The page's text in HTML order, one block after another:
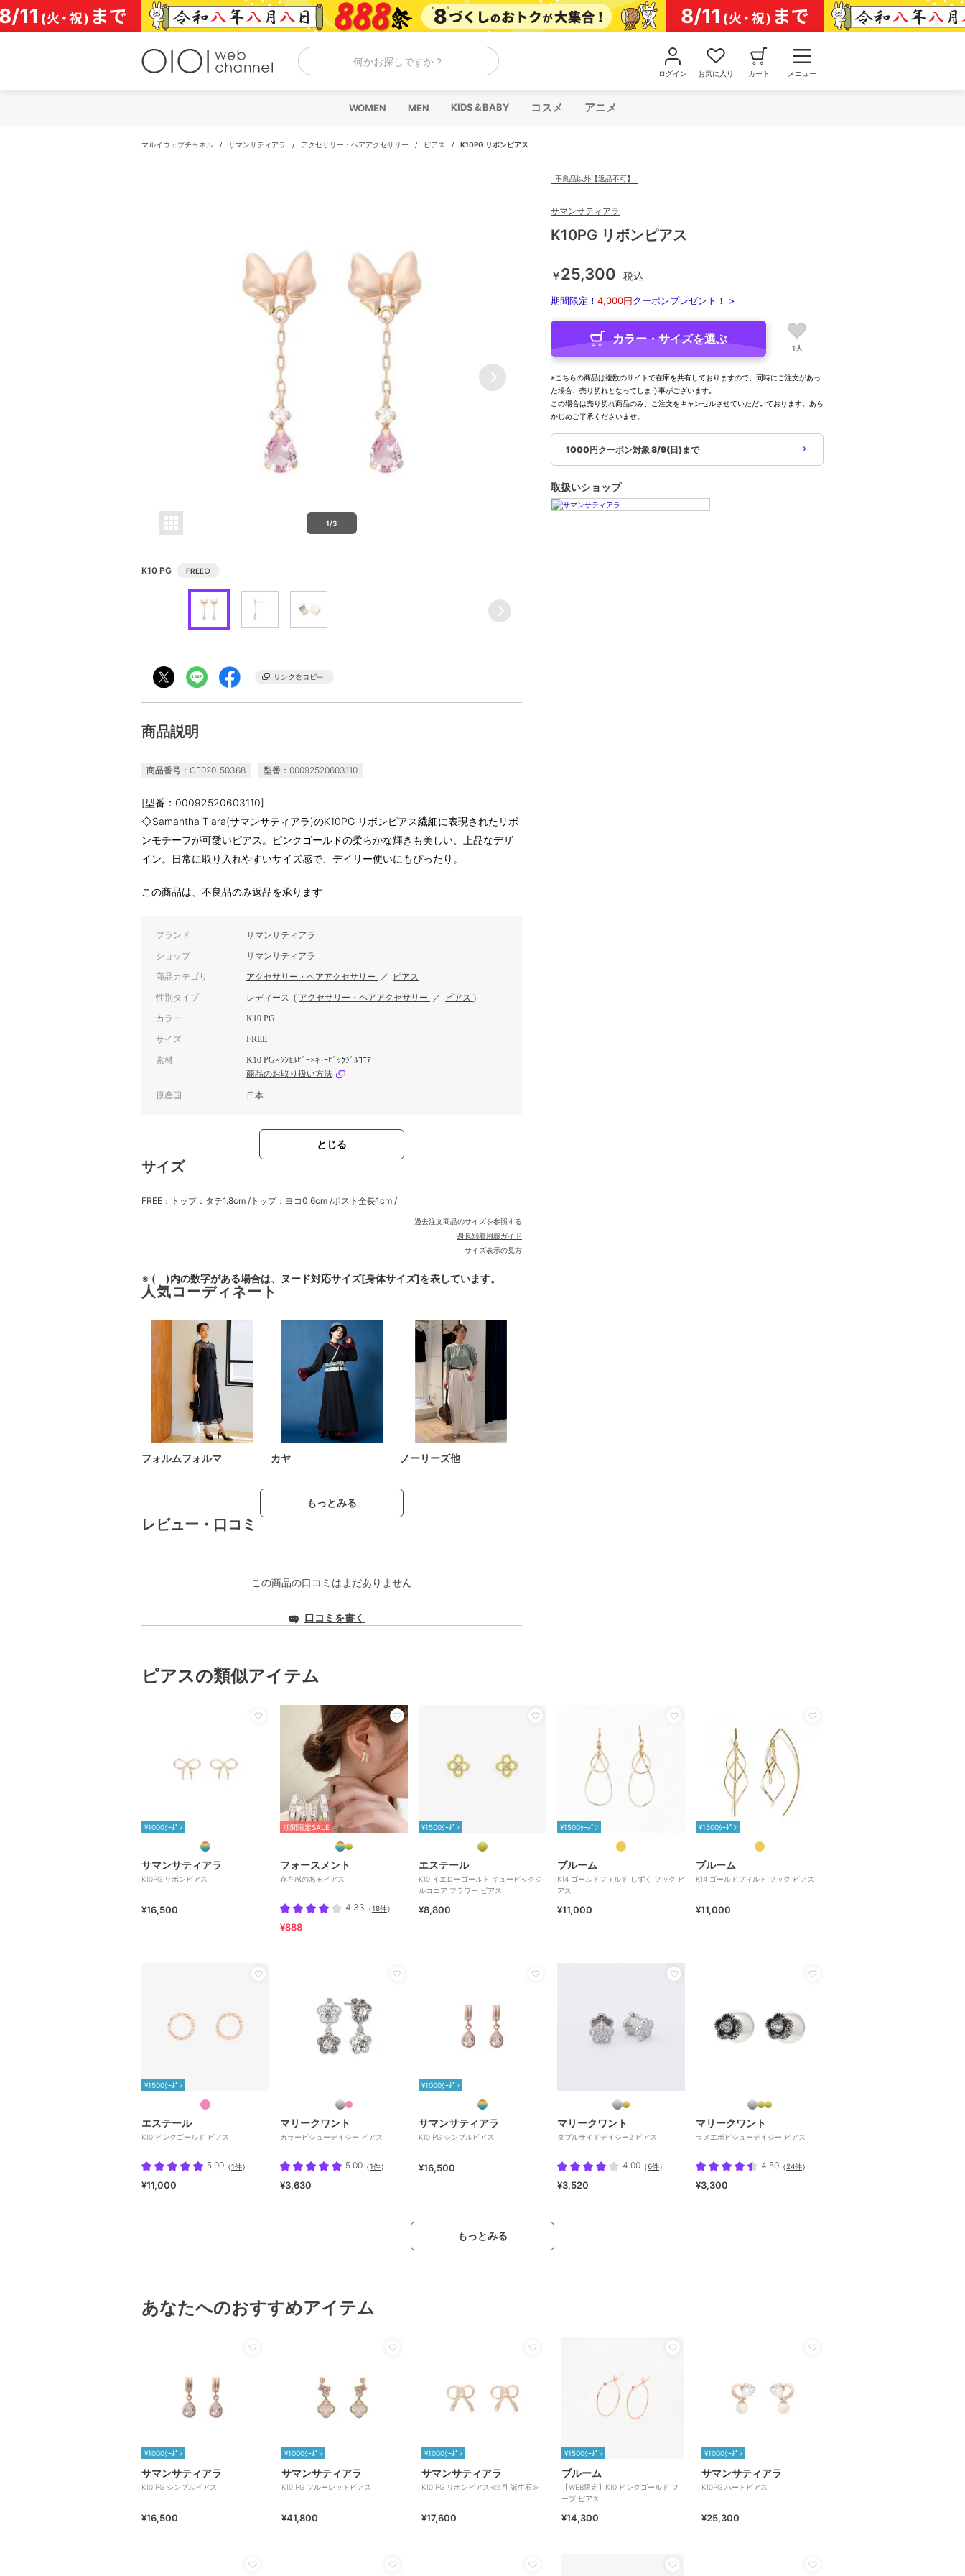
コ
ン
テ
何かお探しですか？
ログイン お気に入り カート メニュー
WOMEN MEN KIDS＆BABY コスメ アニメ
マルイウェブチャネル / サマンサティアラ / アクセサリー・ヘアアクセサリー / ピアス / K10PG リボンピアス
1/3
K10 PG FREE○
商品説明
商品番号：CF020-50368 型番：00092520603110
[型番：00092520603110]
◇Samantha Tiara(サマンサティアラ)のK10PG リボンピアス繊細に表現されたリボ
ンモチーフが可愛いピアス。ピンクゴールドの柔らかな輝きも美しい、上品なデザ
イン。日常に取り入れやすいサイズ感で、デイリー使いにもぴったり。
この商品は、不良品のみ返品を承ります
ブランド サマンサティアラ
ショップ サマンサティアラ
商品カテゴリ アクセサリー・ヘアアクセサリー ／ ピアス
性別タイプ レディース ( アクセサリー・ヘアアクセサリー ／ ピアス )
カラー K10 PG
サイズ FREE
素材
K10 PG×ｼﾝｾﾙﾋﾞｰ×ｷｭｰﾋﾞｯｸｼﾞﾙｺﾆｱ
商品のお取り扱い方法
原産国 日本
とじる
サイズ
FREE：トップ：タテ1.8cm /トップ：ヨコ0.6cm /ポスト全長1cm /
過去注文商品のサイズを参照する
身長別着用感ガイド
サイズ表示の見方
※ ( )内の数字がある場合は、ヌード対応サイズ[身体サイズ]を表しています。
人気コーディネート
フォルムフォルマ カヤ ノーリーズ他
もっとみる
レビュー・口コミ
この商品の口コミはまだありません
口コミを書く
不良品以外【返品不可】
サマンサティアラ
K10PG リボンピアス
￥25,300 税込
期間限定！ 4,000円クーポンプレゼント！ >
カラー・サイズを選ぶ
1人
※こちらの商品は複数のサイトで在庫を共有しておりますので、同時にご注文があっ
た場合、売り切れとなってしまう事がございます。
この場合は売り切れ商品のみ、ご注文をキャンセルさせていただいております。あら
かじめご了承くださいませ。
1000円クーポン対象 8/9(日)まで
取扱いショップ
ピアスの類似アイテム
¥1000ｸｰﾎﾟﾝ
サマンサティアラ
K10PG リボンピアス
¥16,500
期間限定SALE
フォースメント
存在感のあるピアス
4.33 （18件）
¥888
¥1500ｸｰﾎﾟﾝ
エステール
K10 イエローゴールド キュービックジ
ルコニア フラワー ピアス
¥8,800
¥1500ｸｰﾎﾟﾝ
ブルーム
K14 ゴールドフィルド しずく フック ピ
アス
¥11,000
¥1500ｸｰﾎﾟﾝ
ブルーム
K14 ゴールドフィルド フック ピアス
¥11,000
¥1500ｸｰﾎﾟﾝ
エステール
K10 ピンクゴールド ピアス
5.00 （1件）
¥11,000
マリークワント
カラービジューデイジー ピアス
5.00 （1件）
¥3,630
¥1000ｸｰﾎﾟﾝ
サマンサティアラ
K10 PG シンプルピアス
¥16,500
マリークワント
ダブルサイドデイジー2 ピアス
4.00 （6件）
¥3,520
マリークワント
ラメエポビジューデイジー ピアス
4.50 （24件）
¥3,300
もっとみる
あなたへのおすすめアイテム
¥1000ｸｰﾎﾟﾝ
サマンサティアラ
K10 PG シンプルピアス
¥16,500
¥1000ｸｰﾎﾟﾝ
サマンサティアラ
K10 PG フルーレットピアス
¥41,800
¥1000ｸｰﾎﾟﾝ
サマンサティアラ
K10 PG リボンピアス≪6月 誕生石≫
¥17,600
¥1500ｸｰﾎﾟﾝ
ブルーム
【WEB限定】K10 ピンクゴールド フ
ープ ピアス
¥14,300
¥1000ｸｰﾎﾟﾝ
サマンサティアラ
K10PG ハートピアス
¥25,300